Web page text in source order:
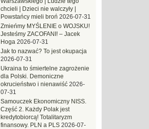
chcieli | Dzieci nie walczyły |
Powstańcy mieli broń 2026-07-31
Zmieńmy MYŚLENIE o WOJSKU!
Jesteśmy ZACOFANI! – Jacek
Hoga 2026-07-31
Jak to nazwać? To jest okupacja
2026-07-31
Ukraina to śmiertelne zagrożenie
dla Polski. Demoniczne
okrucieństwo i nienawiść 2026-
07-31
Samouczek Ekonomiczny NISS.
Część 2. Każdy Polak jest
kredytobiorcą! Totalitaryzm
finansowy. PLN a PLS 2026-07-